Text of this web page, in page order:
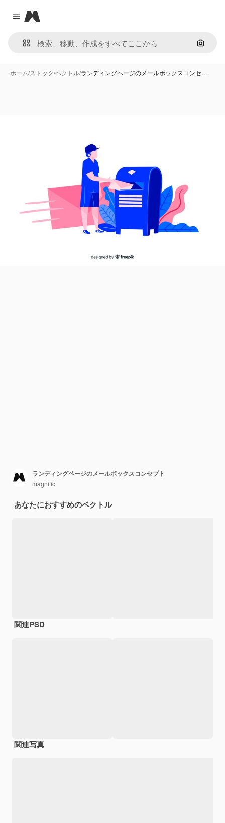
Close menu
Magnific
画像で
ホーム/ストック/ベクトル/ランディングページのメールボックスコンセ…
ランディングページのメールボックスコンセプト
magnific
あなたにおすすめのベクトル
関連PSD
関連写真